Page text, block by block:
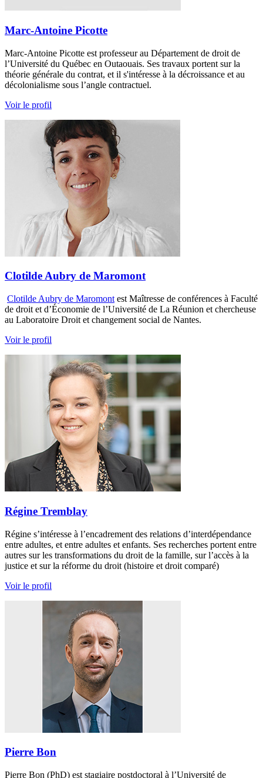
Marc-Antoine Picotte
Marc-Antoine Picotte est professeur au Département de droit de
l’Université du Québec en Outaouais. Ses travaux portent sur la
théorie générale du contrat, et il s'intéresse à la décroissance et au
décolonialisme sous l’angle contractuel.
Voir le profil
Clotilde Aubry de Maromont
Clotilde Aubry de Maromont est Maîtresse de conférences à Faculté
de droit et d’Économie de l’Université de La Réunion et chercheuse
au Laboratoire Droit et changement social de Nantes.
Voir le profil
Régine Tremblay
Régine s’intéresse à l’encadrement des relations d’interdépendance
entre adultes, et entre adultes et enfants. Ses recherches portent entre
autres sur les transformations du droit de la famille, sur l’accès à la
justice et sur la réforme du droit (histoire et droit comparé)
Voir le profil
Pierre Bon
Pierre Bon (PhD) est stagiaire postdoctoral à l’Université de